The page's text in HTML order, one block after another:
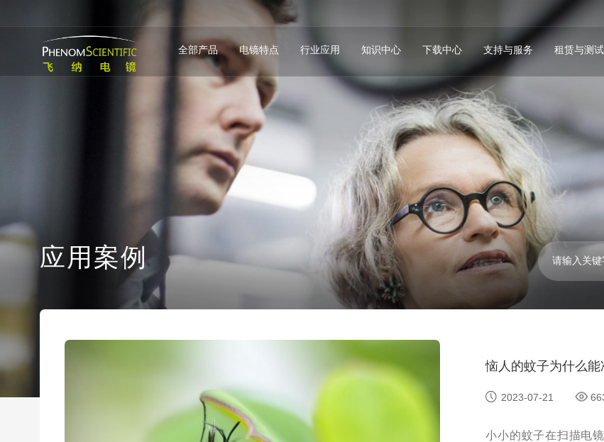
全部产品 电镜特点 行业应用 知识中心 下载中心 支持与服务 租赁与测试
应用 案例
2023-07-21
小小的蚊子在扫描电